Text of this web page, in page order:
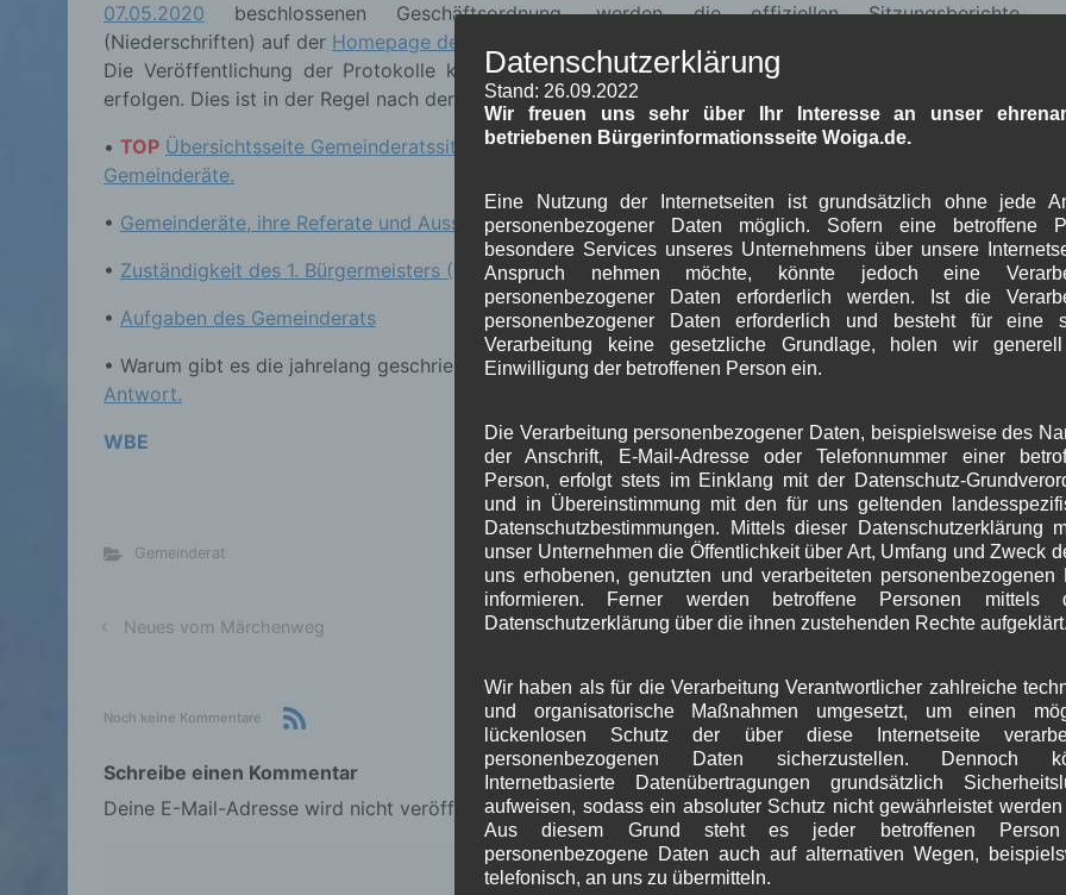
07.05.2020 beschlossenen Geschäftsordnung, werden die offiziellen Sitzungsberichte
(Niederschriften) auf der Homepage der Gemeinde Wallgau veröffentlicht
Die Veröffentlichung der Protokolle kann immer erst nach Genehmigung durch den Gemeinderat
erfolgen. Dies ist in der Regel nach der darauffolgenden Gemeinderatssitzung.
• TOP Übersichtsseite Gemeinderatssitzungen zur Recherche für interessierte Bürger und
Gemeinderäte.
• Gemeinderäte, ihre Referate und Ausschüsse
• Zuständigkeit des 1. Bürgermeisters (GO Art. 37)
• Aufgaben des Gemeinderats
• Warum gibt es die jahrelang geschriebenen umfangreichen Sitzungsberichte nicht mehr?
Antwort.
WBE
Gemeinderat
Neues vom Märchenweg
Gemeinderäte Wallgau
Noch keine Kommentare
Schreibe einen Kommentar
Deine E-Mail-Adresse wird nicht veröffentlicht. Erforderliche Felder sind mit*markiert
Datenschutzerklärung
Stand: 26.09.2022
Wir freuen uns sehr über Ihr Interesse an unser
betriebenen Bürgerinformationsseite Woiga.de.
Eine Nutzung der Internetseiten ist grundsätzlich ohne jede
personenbezogener Daten möglich. Sofern eine betroffene
besondere Services unseres Unternehmens über unsere
Anspruch nehmen möchte, könnte jedoch eine
personenbezogener Daten erforderlich werden. Ist die
personenbezogener Daten erforderlich und besteht für eine
Verarbeitung keine gesetzliche Grundlage, holen wir
Einwilligung der betroffenen Person ein.
Die Verarbeitung personenbezogener Daten, beispielsweise des
der Anschrift, E-Mail-Adresse oder Telefonnummer einer
Person, erfolgt stets im Einklang mit der Datenschutz-
und in Übereinstimmung mit den für uns geltenden
Datenschutzbestimmungen. Mittels dieser Datenschutzerklärung
unser Unternehmen die Öffentlichkeit über Art, Umfang und Zweck
uns erhobenen, genutzten und verarbeiteten personenbezogenen
informieren. Ferner werden betroffene Personen mittels
Datenschutzerklärung über die ihnen zustehenden Rechte aufgeklärt.
Wir haben als für die Verarbeitung Verantwortlicher zahlreiche
und organisatorische Maßnahmen umgesetzt, um einen
lückenlosen Schutz der über diese Internetseite
personenbezogenen Daten sicherzustellen. Dennoch
Internetbasierte Datenübertragungen grundsätzlich
aufweisen, sodass ein absoluter Schutz nicht gewährleistet werden
Aus diesem Grund steht es jeder betroffenen
personenbezogene Daten auch auf alternativen Wegen,
telefonisch, an uns zu übermitteln.